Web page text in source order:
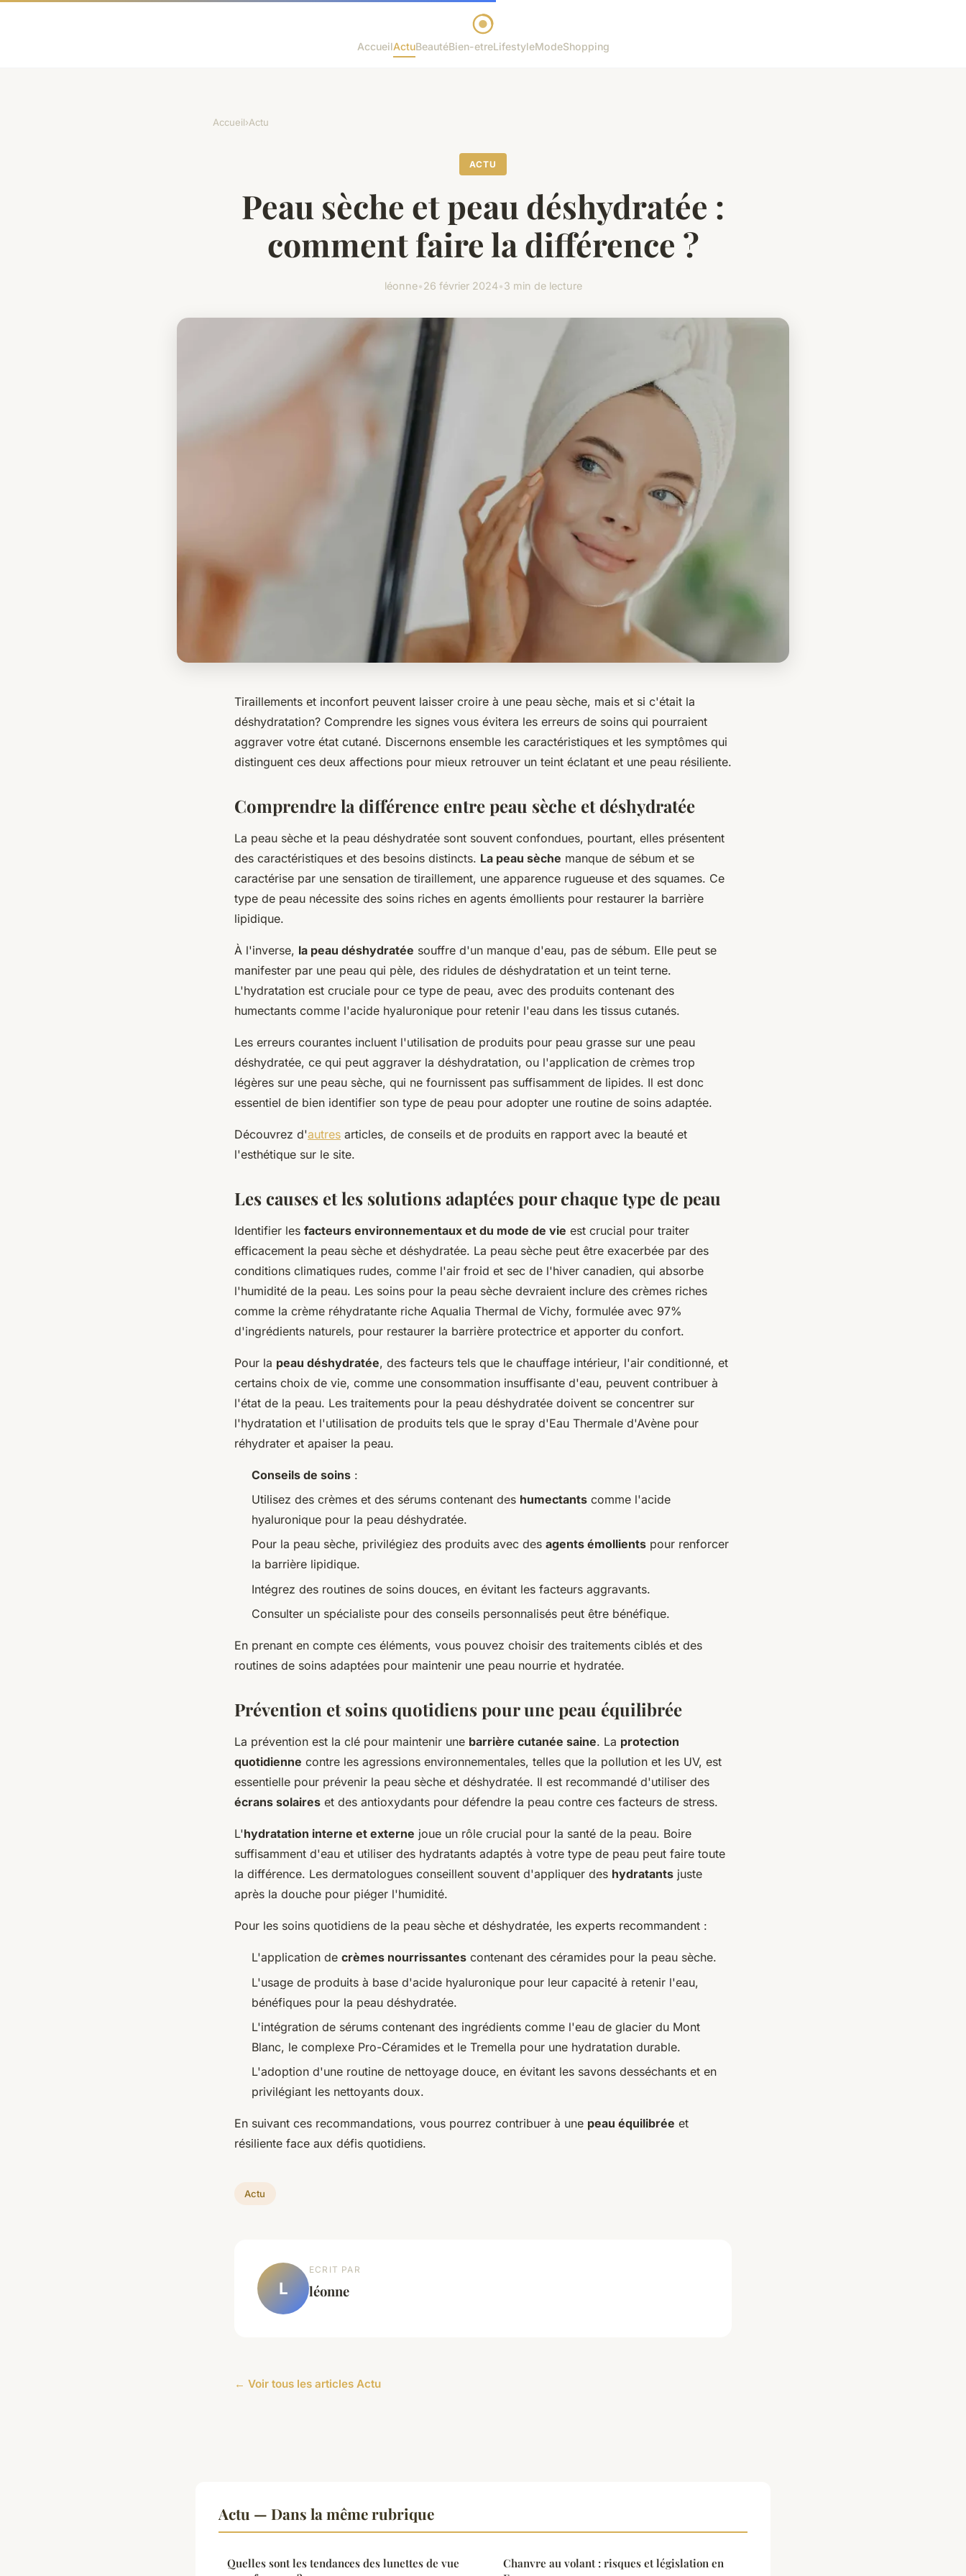
AccueilActuBeautéBien-etreLifestyleModeShopping
Accueil›Actu
ACTU
Peau sèche et peau déshydratée :
comment faire la différence ?
léonne•26 février 2024•3 min de lecture
Tiraillements et inconfort peuvent laisser croire à une peau sèche, mais et si c'était la
déshydratation? Comprendre les signes vous évitera les erreurs de soins qui pourraient
aggraver votre état cutané. Discernons ensemble les caractéristiques et les symptômes qui
distinguent ces deux affections pour mieux retrouver un teint éclatant et une peau résiliente.
Comprendre la différence entre peau sèche et déshydratée
La peau sèche et la peau déshydratée sont souvent confondues, pourtant, elles présentent
des caractéristiques et des besoins distincts. La peau sèche manque de sébum et se
caractérise par une sensation de tiraillement, une apparence rugueuse et des squames. Ce
type de peau nécessite des soins riches en agents émollients pour restaurer la barrière
lipidique.
À l'inverse, la peau déshydratée souffre d'un manque d'eau, pas de sébum. Elle peut se
manifester par une peau qui pèle, des ridules de déshydratation et un teint terne.
L'hydratation est cruciale pour ce type de peau, avec des produits contenant des
humectants comme l'acide hyaluronique pour retenir l'eau dans les tissus cutanés.
Les erreurs courantes incluent l'utilisation de produits pour peau grasse sur une peau
déshydratée, ce qui peut aggraver la déshydratation, ou l'application de crèmes trop
légères sur une peau sèche, qui ne fournissent pas suffisamment de lipides. Il est donc
essentiel de bien identifier son type de peau pour adopter une routine de soins adaptée.
Découvrez d'autres articles, de conseils et de produits en rapport avec la beauté et
l'esthétique sur le site.
Les causes et les solutions adaptées pour chaque type de peau
Identifier les facteurs environnementaux et du mode de vie est crucial pour traiter
efficacement la peau sèche et déshydratée. La peau sèche peut être exacerbée par des
conditions climatiques rudes, comme l'air froid et sec de l'hiver canadien, qui absorbe
l'humidité de la peau. Les soins pour la peau sèche devraient inclure des crèmes riches
comme la crème réhydratante riche Aqualia Thermal de Vichy, formulée avec 97%
d'ingrédients naturels, pour restaurer la barrière protectrice et apporter du confort.
Pour la peau déshydratée, des facteurs tels que le chauffage intérieur, l'air conditionné, et
certains choix de vie, comme une consommation insuffisante d'eau, peuvent contribuer à
l'état de la peau. Les traitements pour la peau déshydratée doivent se concentrer sur
l'hydratation et l'utilisation de produits tels que le spray d'Eau Thermale d'Avène pour
réhydrater et apaiser la peau.
Conseils de soins :
Utilisez des crèmes et des sérums contenant des humectants comme l'acide
hyaluronique pour la peau déshydratée.
Pour la peau sèche, privilégiez des produits avec des agents émollients pour renforcer
la barrière lipidique.
Intégrez des routines de soins douces, en évitant les facteurs aggravants.
Consulter un spécialiste pour des conseils personnalisés peut être bénéfique.
En prenant en compte ces éléments, vous pouvez choisir des traitements ciblés et des
routines de soins adaptées pour maintenir une peau nourrie et hydratée.
Prévention et soins quotidiens pour une peau équilibrée
La prévention est la clé pour maintenir une barrière cutanée saine. La protection
quotidienne contre les agressions environnementales, telles que la pollution et les UV, est
essentielle pour prévenir la peau sèche et déshydratée. Il est recommandé d'utiliser des
écrans solaires et des antioxydants pour défendre la peau contre ces facteurs de stress.
L'hydratation interne et externe joue un rôle crucial pour la santé de la peau. Boire
suffisamment d'eau et utiliser des hydratants adaptés à votre type de peau peut faire toute
la différence. Les dermatologues conseillent souvent d'appliquer des hydratants juste
après la douche pour piéger l'humidité.
Pour les soins quotidiens de la peau sèche et déshydratée, les experts recommandent :
L'application de crèmes nourrissantes contenant des céramides pour la peau sèche.
L'usage de produits à base d'acide hyaluronique pour leur capacité à retenir l'eau,
bénéfiques pour la peau déshydratée.
L'intégration de sérums contenant des ingrédients comme l'eau de glacier du Mont
Blanc, le complexe Pro-Céramides et le Tremella pour une hydratation durable.
L'adoption d'une routine de nettoyage douce, en évitant les savons desséchants et en
privilégiant les nettoyants doux.
En suivant ces recommandations, vous pourrez contribuer à une peau équilibrée et
résiliente face aux défis quotidiens.
Actu
L
ECRIT PAR
léonne
← Voir tous les articles Actu
Actu — Dans la même rubrique
Quelles sont les tendances des lunettes de vue
Chanvre au volant : risques et législation en